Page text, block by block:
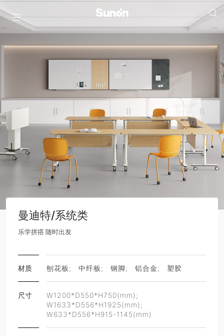
曼迪特/系统类
乐学拼搭 随时出发
材质 刨花板; 中纤板; 钢脚; 铝合金; 塑胶
尺寸
W1200*D550*H750(mm);
W1633*D556*H1925(mm);
W633*D556*H915-1145(mm)